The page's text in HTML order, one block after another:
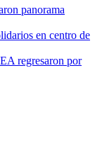
panorama
en centro de
regresaron por